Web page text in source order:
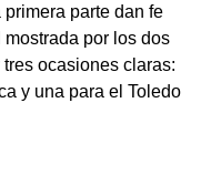
primera parte dan fe
por los dos
ocasiones claras:
y una para el Toledo